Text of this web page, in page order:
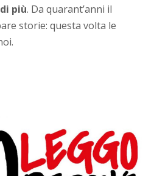
più. Da quarant’anni il
storie: questa volta le